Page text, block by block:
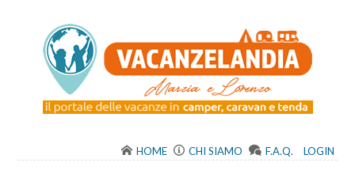
HOME CHI SIAMO F.A.Q. LOGIN